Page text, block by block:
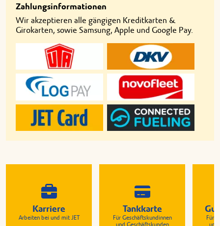
Zahlungsinformationen
Wir akzeptieren alle gängigen Kreditkarten &
Girokarten, sowie Samsung, Apple und Google Pay.
Karriere
Arbeiten bei und mit JET
Tankkarte
Für Geschäftskundinnen
und Geschäftskunden
Für
und